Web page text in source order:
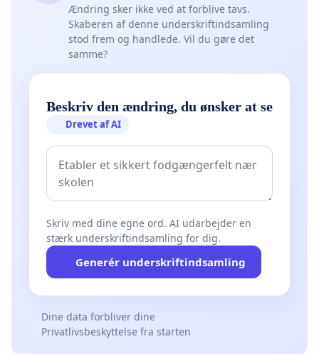
Ændring sker ikke ved at forblive tavs.
Skaberen af denne underskriftindsamling
stod frem og handlede. Vil du gøre det
samme?
Beskriv den ændring, du ønsker at se
Drevet af AI
Skriv med dine egne ord. AI udarbejder en
stærk underskriftindsamling for dig.
Generér underskriftindsamling
Dine data forbliver dine
Privatlivsbeskyttelse fra starten